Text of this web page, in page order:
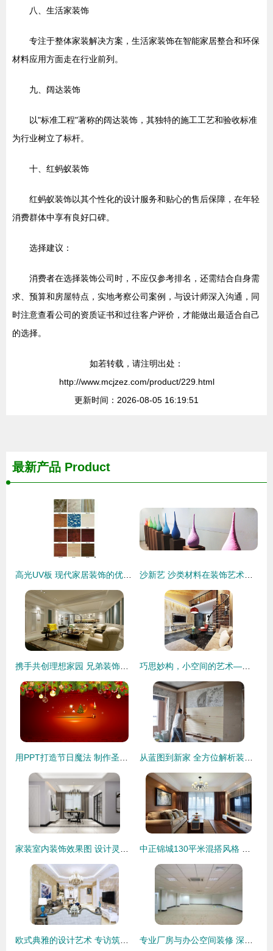
八、生活家装饰
专注于整体家装解决方案，生活家装饰在智能家居整合和环保
材料应用方面走在行业前列。
九、阔达装饰
以"标准工程"著称的阔达装饰，其独特的施工工艺和验收标准
为行业树立了标杆。
十、红蚂蚁装饰
红蚂蚁装饰以其个性化的设计服务和贴心的售后保障，在年轻
消费群体中享有良好口碑。
选择建议：
消费者在选择装饰公司时，不应仅参考排名，还需结合自身需
求、预算和房屋特点，实地考察公司案例，与设计师深入沟通，同
时注意查看公司的资质证书和过往客户评价，才能做出最适合自己
的选择。
如若转载，请注明出处：
http://www.mcjzez.com/product/229.html
更新时间：2026-08-05 16:19:51
最新产品 Product